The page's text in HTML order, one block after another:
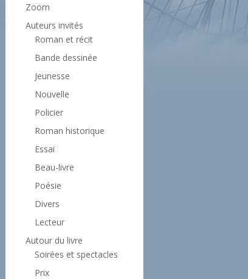
Zoom
Auteurs invités
Roman et récit
Bande dessinée
Jeunesse
Nouvelle
Policier
Roman historique
Essai
Beau-livre
Poésie
Divers
Lecteur
Autour du livre
Soirées et spectacles
Prix